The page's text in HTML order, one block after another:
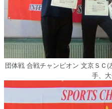
団体戦 合戦チャンピオン 文京ＳＣ
手、